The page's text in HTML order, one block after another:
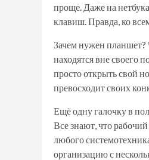
проще. Даже на
клавиш. Правда, ко
Зачем нужен планшет?
находятся вне своего
просто открыть свой
превосходит своих
Ещё одну галочку в
Все знают, что
любого
организацию с